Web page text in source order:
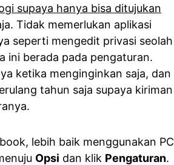
supaya hanya bisa ditujukan
Tidak memerlukan aplikasi
seperti mengedit privasi seolah
ini berada pada pengaturan.
ketika menginginkan saja, dan
tahun saja supaya kiriman
lebih baik menggunakan PC
Opsi dan klik Pengaturan.